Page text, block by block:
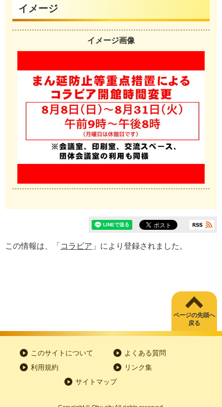
イメージ
イメージ画像
この情報は、「 コラビア 」により登録されました。
ページの先頭へ
戻る
このサイトについて
よくある質問
利用規約
リンク集
サイトマップ